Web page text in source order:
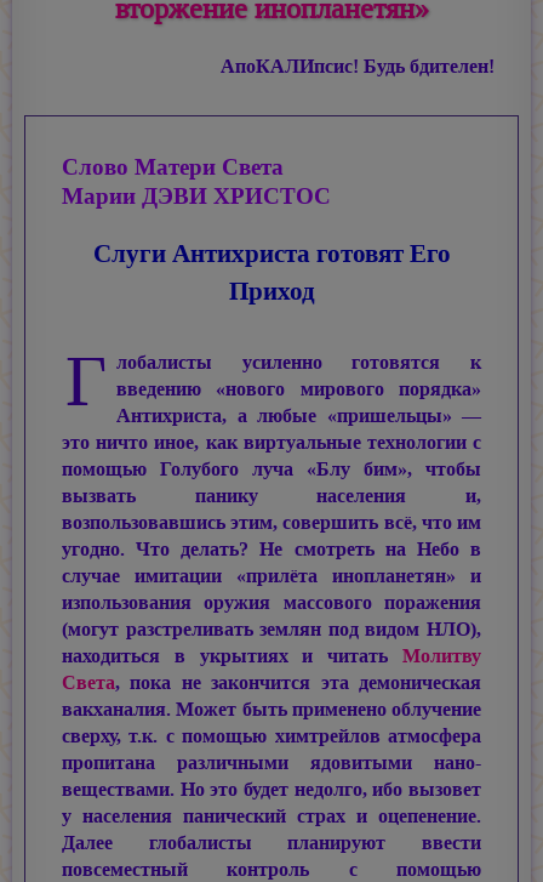
вторжение инопланетян»
АпоКАЛИпсис! Будь бдителен!
Слово Матери Света
Марии ДЭВИ ХРИСТОС
Слуги Антихриста готовят Его
Приход
Г лобалисты усиленно готовятся к
введению «нового мирового порядка»
Антихриста, а любые «пришельцы» —
это ничто иное, как виртуальные технологии с
помощью Голубого луча «Блу бим», чтобы
вызвать панику населения и,
возпользовавшись этим, совершить всё, что им
угодно. Что делать? Не смотреть на Небо в
случае имитации «прилёта инопланетян» и
изпользования оружия массового поражения
(могут разстреливать землян под видом НЛО),
находиться в укрытиях и читать Молитву
Света, пока не закончится эта демоническая
вакханалия. Может быть применено облучение
сверху, т.к. с помощью химтрейлов атмосфера
пропитана различными ядовитыми нано-
веществами. Но это будет недолго, ибо вызовет
у населения панический страх и оцепенение.
Далее глобалисты планируют ввести
повсеместный контроль с помощью